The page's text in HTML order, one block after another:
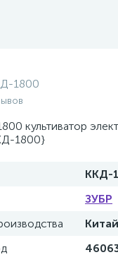
1800
культиватор
1800}
ККД-
ЗУБР
Китай